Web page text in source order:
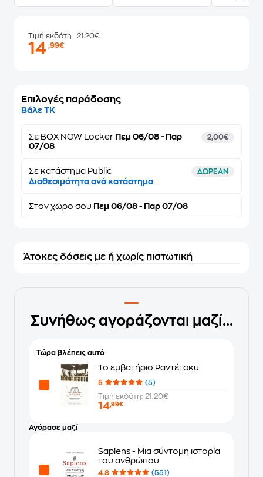
Τιμή εκδότη : 21,20€
14,99€
Επιλογές παράδοσης
Βάλε ΤΚ
Σε BOX NOW Locker Πεμ 06/08 - Παρ
07/08
2,00€
Σε κατάστημα Public ΔΩΡΕΑΝ
Διαθεσιμότητα ανά κατάστημα
Στον χώρο σου Πεμ 06/08 - Παρ 07/08
Άτοκες δόσεις με ή χωρίς πιστωτική
Συνήθως αγοράζονται μαζί...
Τώρα βλέπεις αυτό
Το εμβατήριο Ραντέτσκυ
5
(5)
Τιμή εκδότη: 21.20€
14,99€
Αγόρασε μαζί
Sapiens - Μια σύντομη ιστορία
του ανθρώπου
4.8
(551)